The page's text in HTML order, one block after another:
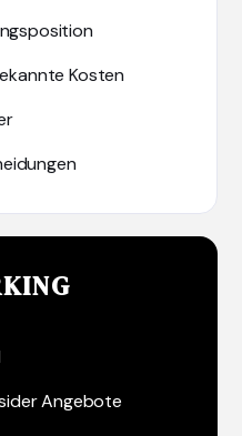
Kosten
Angebote